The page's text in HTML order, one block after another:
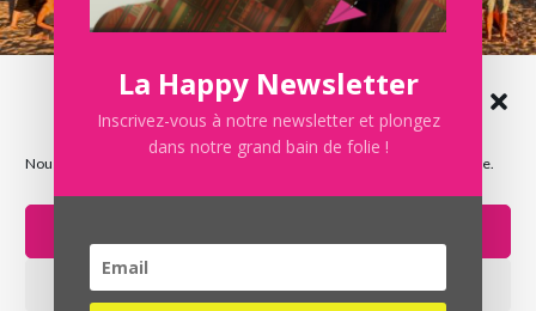
Gérer le consentement aux
cookies
Nous utilisons des cookies pour optimiser notre site web et notre service.
SUMMER IMPRO 2026 100% gratuit
La Happy Factory © 2021 – web design parbenjamin
La Happy Newsletter
Inscrivez-vous à notre newsletter et plongez
dans notre grand bain de folie !